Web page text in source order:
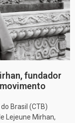
fundador
Brasil (CTB)
Lejeune Mirhan,